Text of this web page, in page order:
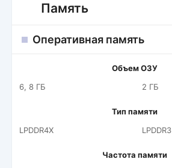
Память
Оперативная память
Объем ОЗУ
6, 8 ГБ
2 ГБ
Тип памяти
LPDDR4X
LPDDR3
Частота памяти